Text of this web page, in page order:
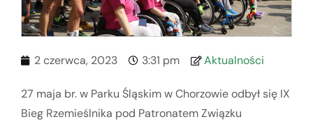
2 czerwca, 2023 3:31 pm Aktualności
27 maja br. w Parku Śląskim w Chorzowie odbył się IX
Bieg Rzemieślnika pod Patronatem Związku